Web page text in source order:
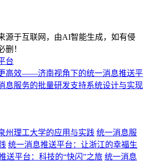
源于互联网，由AI智能生成，如有侵
删！
台
高效——济南视角下的统一消息推送平
息服务的批量研发支持系统设计与实现
州理工大学的应用与实践 统一消息服
统一消息推送平台：让浙江的幸福生
送平台：科技的“快闪”之旅 统一消息